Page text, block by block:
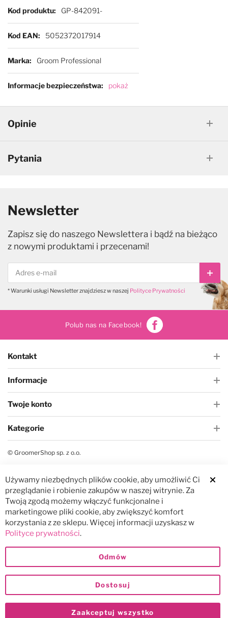
Yuup!
Więcej informacji
Kod produktu GP-842091-
Kod EAN 5052372017914
Marka Groom Professional
Informacje bezpieczeństwa pokaż
Opinie
Pytania
Newsletter
Zapisz się do naszego Newslettera i bądź na bieżąco
z nowymi produktami i przecenami!
* Warunki usługi Newsletter znajdziesz w naszej Polityce Prywatności
Polub nas na Facebook!
Kontakt
Informacje
Twoje konto
Kategorie
© GroomerShop sp. z o.o.
Używamy niezbędnych plików cookie, aby umożliwić Ci
przeglądanie i robienie zakupów w naszej witrynie. Za
Twoją zgodą możemy włączyć funkcjonalne i
marketingowe pliki cookie, aby zwiększyć komfort
korzystania z ze sklepu. Więcej informacji uzyskasz w
Polityce prywatności.
Zaakceptuj wszystko
Dostosuj
Odmów